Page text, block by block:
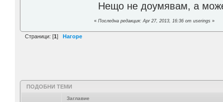
Нещо не доумявам, а
«Последна редакция: Apr 27, 2013, 16:36 от userings »
Страници: [1] Нагоре
ПОДОБНИ ТЕМИ
Заглавие